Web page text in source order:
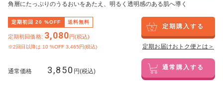
角層にたっぷりのうるおいをあたえ、明るく透明感のある肌へ導く
定期初回 20 %OFF 送料無料
定期初回価格: 3,080円(税込)
※2回目以降は 10 %OFF 3,465円(税込)
定期購入する
定期お届けおトク便とは＞
通常価格 3,850 円(税込) 通常購入する